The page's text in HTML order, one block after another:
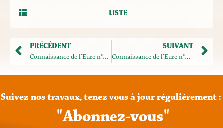
LISTE
PRÉCÉDENT
Connaissance de l’Eure n°140
SUIVANT
Connaissance de l’Eure n°142
Suivez nos travaux, tenez vous à jour régulièrement :
"Abonnez-vous"